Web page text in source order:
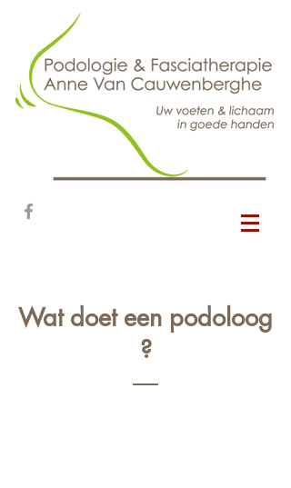
Wat doet een podoloog
?